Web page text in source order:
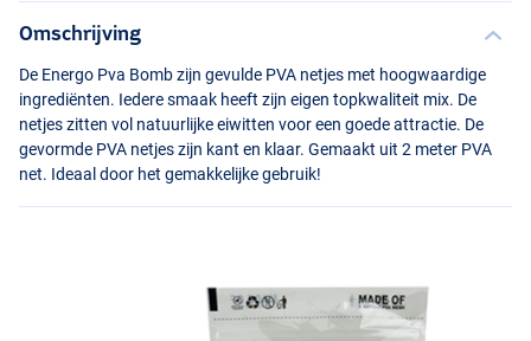
Omschrijving
De Energo Pva Bomb zijn gevulde PVA netjes met hoogwaardige
ingrediënten. Iedere smaak heeft zijn eigen topkwaliteit mix. De
netjes zitten vol natuurlijke eiwitten voor een goede attractie. De
gevormde PVA netjes zijn kant en klaar. Gemaakt uit 2 meter PVA
net. Ideaal door het gemakkelijke gebruik!